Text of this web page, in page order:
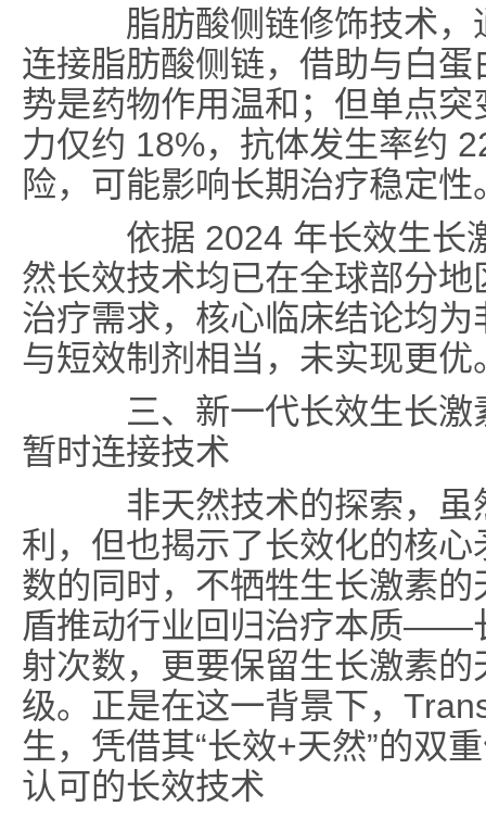
脂肪酸侧链修饰技术，
连接脂肪酸侧链，借助与白
势是药物作用温和；但单点
力仅约 18%，抗体发生率约
险，可能影响长期治疗稳定性
依据 2024 年长效生长
然长效技术均已在全球部分
治疗需求，核心临床结论均
与短效制剂相当，未实现更优
三、新一代长效生长激
暂时连接技术
非天然技术的探索，虽
利，但也揭示了长效化的核
数的同时，不牺牲生长激素
盾推动行业回归治疗本质——
射次数，更要保留生长激素
级。正是在这一背景下，
生，凭借其“长效+天然”的双
认可的长效技术